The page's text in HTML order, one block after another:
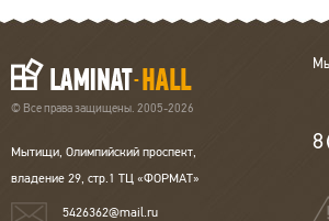
© Все права защищены. 2005-2026
Мытищи, Олимпийский проспект,
владение 29, стр.1 ТЦ «ФОРМАТ»
5426362@mail.ru
8